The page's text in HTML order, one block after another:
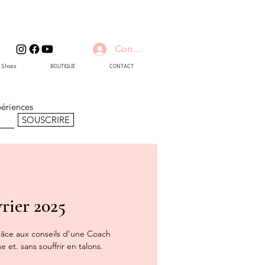
Connexion
BOUTIQUE CONTACT
SOUSCRIRE
2025
aux conseils d'une Coach
et. sans souffrir en talons.